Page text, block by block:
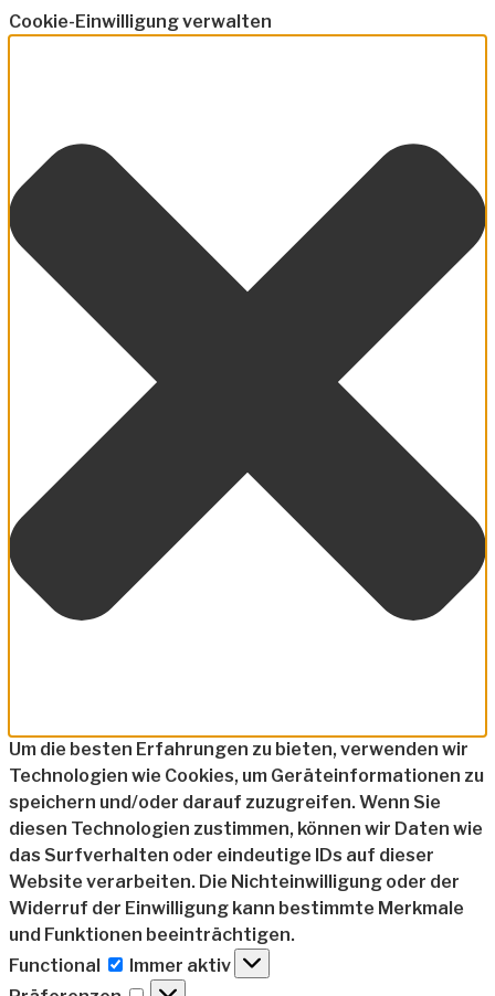
Cookie-Einwilligung verwalten
Um die besten Erfahrungen zu bieten, verwenden wir
Technologien wie Cookies, um Geräteinformationen zu
speichern und/oder darauf zuzugreifen. Wenn Sie
diesen Technologien zustimmen, können wir Daten wie
das Surfverhalten oder eindeutige IDs auf dieser
Website verarbeiten. Die Nichteinwilligung oder der
Widerruf der Einwilligung kann bestimmte Merkmale
und Funktionen beeinträchtigen.
Functional
Functional
Immer aktiv
Präferenzen